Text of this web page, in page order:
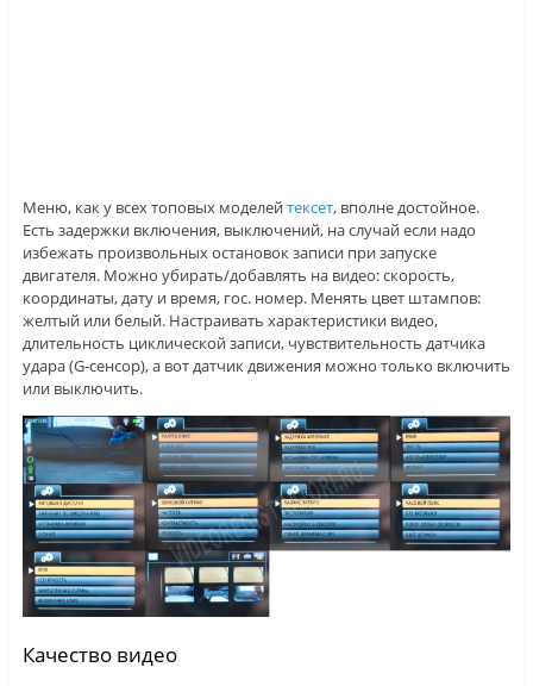
Меню, как у всех топовых моделейтексет, вполне достойное.
Есть задержки включения, выключений, на случай если надо
избежать произвольных остановок записи при запуске
двигателя. Можно убирать/добавлять на видео: скорость,
координаты, дату и время, гос. номер. Менять цвет штампов:
желтый или белый. Настраивать характеристики видео,
длительность циклической записи, чувствительность датчика
удара (G-сенсор), а вот датчик движения можно только включить
или выключить.
Качество видео